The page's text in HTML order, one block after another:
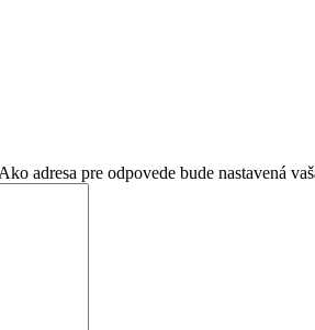
adresa pre odpovede bude nastavená